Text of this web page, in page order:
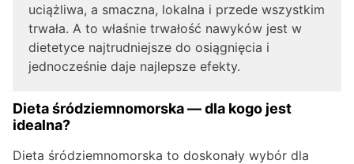
uciążliwa, a smaczna, lokalna i przede wszystkim
trwała. A to właśnie trwałość nawyków jest w
dietetyce najtrudniejsze do osiągnięcia i
jednocześnie daje najlepsze efekty.
Dieta śródziemnomorska — dla kogo jest
idealna?
Dieta śródziemnomorska to doskonały wybór dla